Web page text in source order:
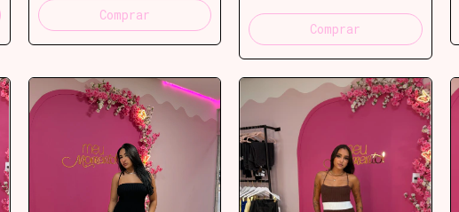
Comprar
Comprar